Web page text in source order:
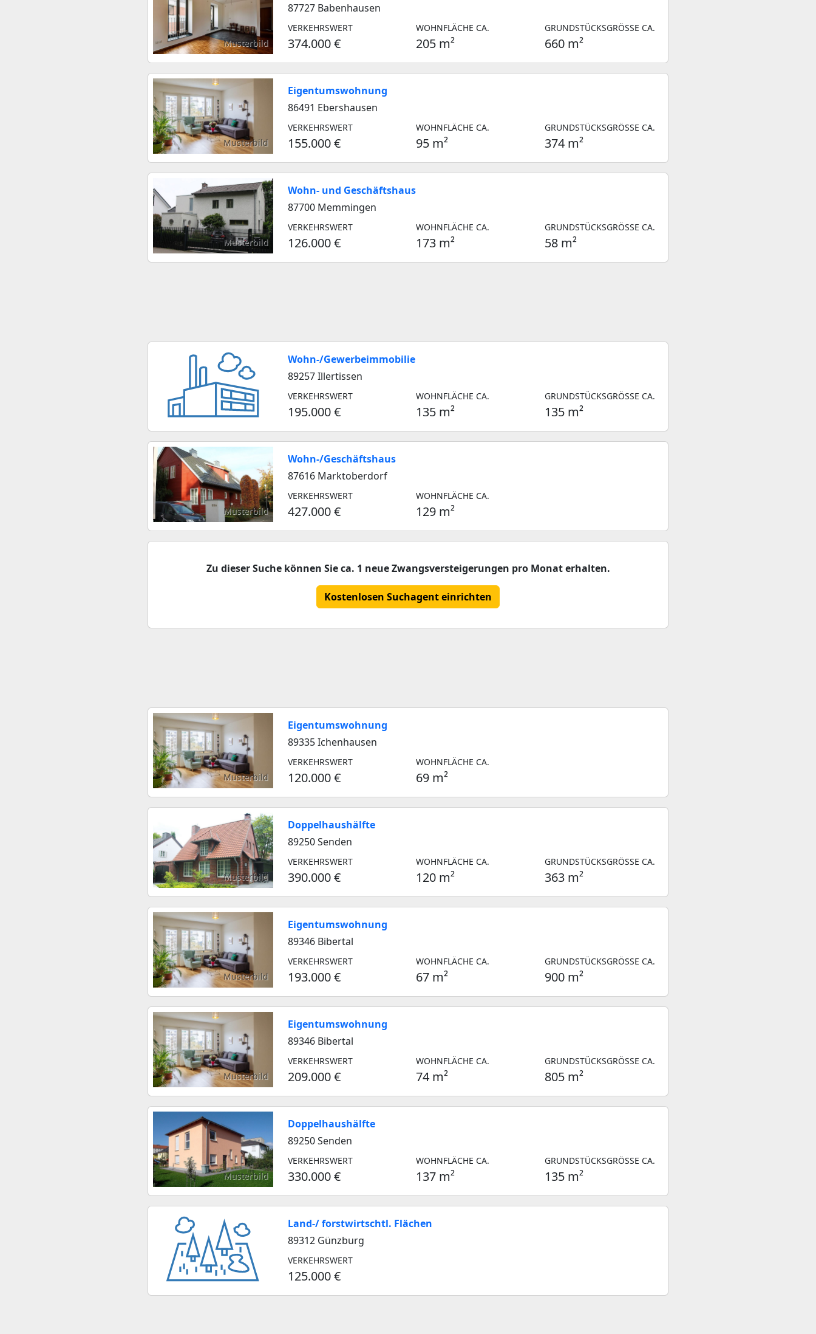
Musterbild
87727 Babenhausen
VERKEHRSWERT
374.000 €
WOHNFLÄCHE CA.
205 m²
GRUNDSTÜCKSGRÖSSE CA.
660 m²
Musterbild
Eigentumswohnung
86491 Ebershausen
VERKEHRSWERT
155.000 €
WOHNFLÄCHE CA.
95 m²
GRUNDSTÜCKSGRÖSSE CA.
374 m²
Musterbild
Wohn- und Geschäftshaus
87700 Memmingen
VERKEHRSWERT
126.000 €
WOHNFLÄCHE CA.
173 m²
GRUNDSTÜCKSGRÖSSE CA.
58 m²
Wohn-/Gewerbeimmobilie
89257 Illertissen
VERKEHRSWERT
195.000 €
WOHNFLÄCHE CA.
135 m²
GRUNDSTÜCKSGRÖSSE CA.
135 m²
Musterbild
Wohn-/Geschäftshaus
87616 Marktoberdorf
VERKEHRSWERT
427.000 €
WOHNFLÄCHE CA.
129 m²
Zu dieser Suche können Sie ca. 1 neue Zwangsversteigerungen pro Monat erhalten.
Kostenlosen Suchagent einrichten
Musterbild
Eigentumswohnung
89335 Ichenhausen
VERKEHRSWERT
120.000 €
WOHNFLÄCHE CA.
69 m²
Musterbild
Doppelhaushälfte
89250 Senden
VERKEHRSWERT
390.000 €
WOHNFLÄCHE CA.
120 m²
GRUNDSTÜCKSGRÖSSE CA.
363 m²
Musterbild
Eigentumswohnung
89346 Bibertal
VERKEHRSWERT
193.000 €
WOHNFLÄCHE CA.
67 m²
GRUNDSTÜCKSGRÖSSE CA.
900 m²
Musterbild
Eigentumswohnung
89346 Bibertal
VERKEHRSWERT
209.000 €
WOHNFLÄCHE CA.
74 m²
GRUNDSTÜCKSGRÖSSE CA.
805 m²
Musterbild
Doppelhaushälfte
89250 Senden
VERKEHRSWERT
330.000 €
WOHNFLÄCHE CA.
137 m²
GRUNDSTÜCKSGRÖSSE CA.
135 m²
Land-/ forstwirtschtl. Flächen
89312 Günzburg
VERKEHRSWERT
125.000 €